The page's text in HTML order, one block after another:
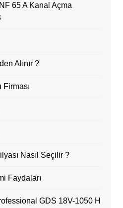
65 A Kanal Açma
Alınır ?
Firması
Nasıl Seçilir ?
Faydaları
GDS 18V-1050 H